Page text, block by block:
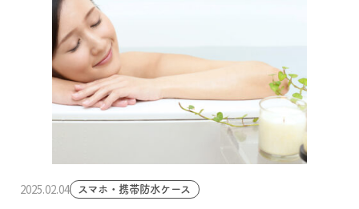
2025.02.04 スマホ・携帯防水ケース